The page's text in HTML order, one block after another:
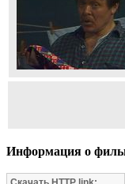
Информация о